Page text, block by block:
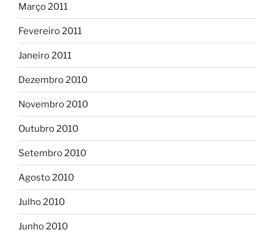
Março 2011
Fevereiro 2011
Janeiro 2011
Dezembro 2010
Novembro 2010
Outubro 2010
Setembro 2010
Agosto 2010
Julho 2010
Junho 2010